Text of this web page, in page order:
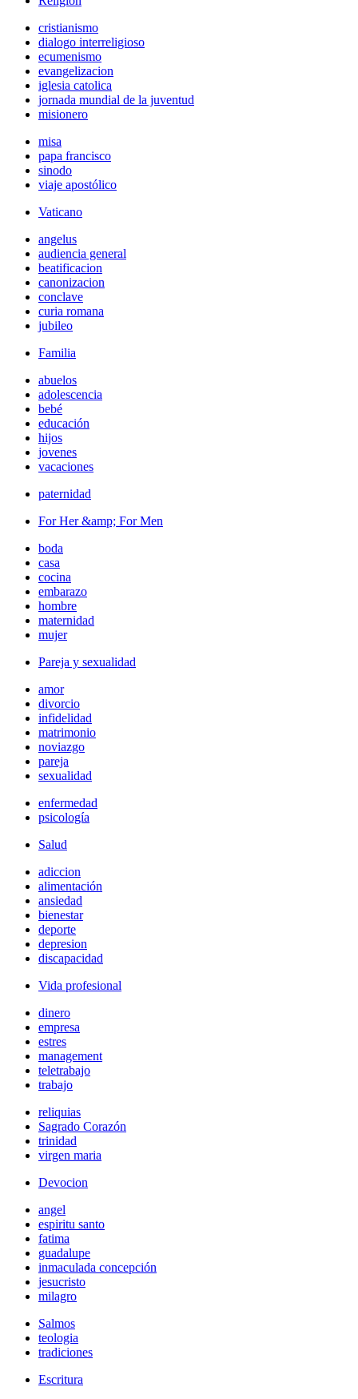
cristianismo
dialogo interreligioso
ecumenismo
evangelizacion
iglesia catolica
jornada mundial de la juventud
misionero
misa
papa francisco
sinodo
viaje apostólico
Vaticano
angelus
audiencia general
beatificacion
canonizacion
conclave
curia romana
jubileo
Familia
abuelos
adolescencia
bebé
educación
hijos
jovenes
vacaciones
paternidad
For Her &amp; For Men
boda
casa
cocina
embarazo
hombre
maternidad
mujer
Pareja y sexualidad
amor
divorcio
infidelidad
matrimonio
noviazgo
pareja
sexualidad
enfermedad
psicología
Salud
adiccion
alimentación
ansiedad
bienestar
deporte
depresion
discapacidad
Vida profesional
dinero
empresa
estres
management
teletrabajo
trabajo
reliquias
Sagrado Corazón
trinidad
virgen maria
Devocion
angel
espiritu santo
fatima
guadalupe
inmaculada concepción
jesucristo
milagro
Salmos
teologia
tradiciones
Escritura